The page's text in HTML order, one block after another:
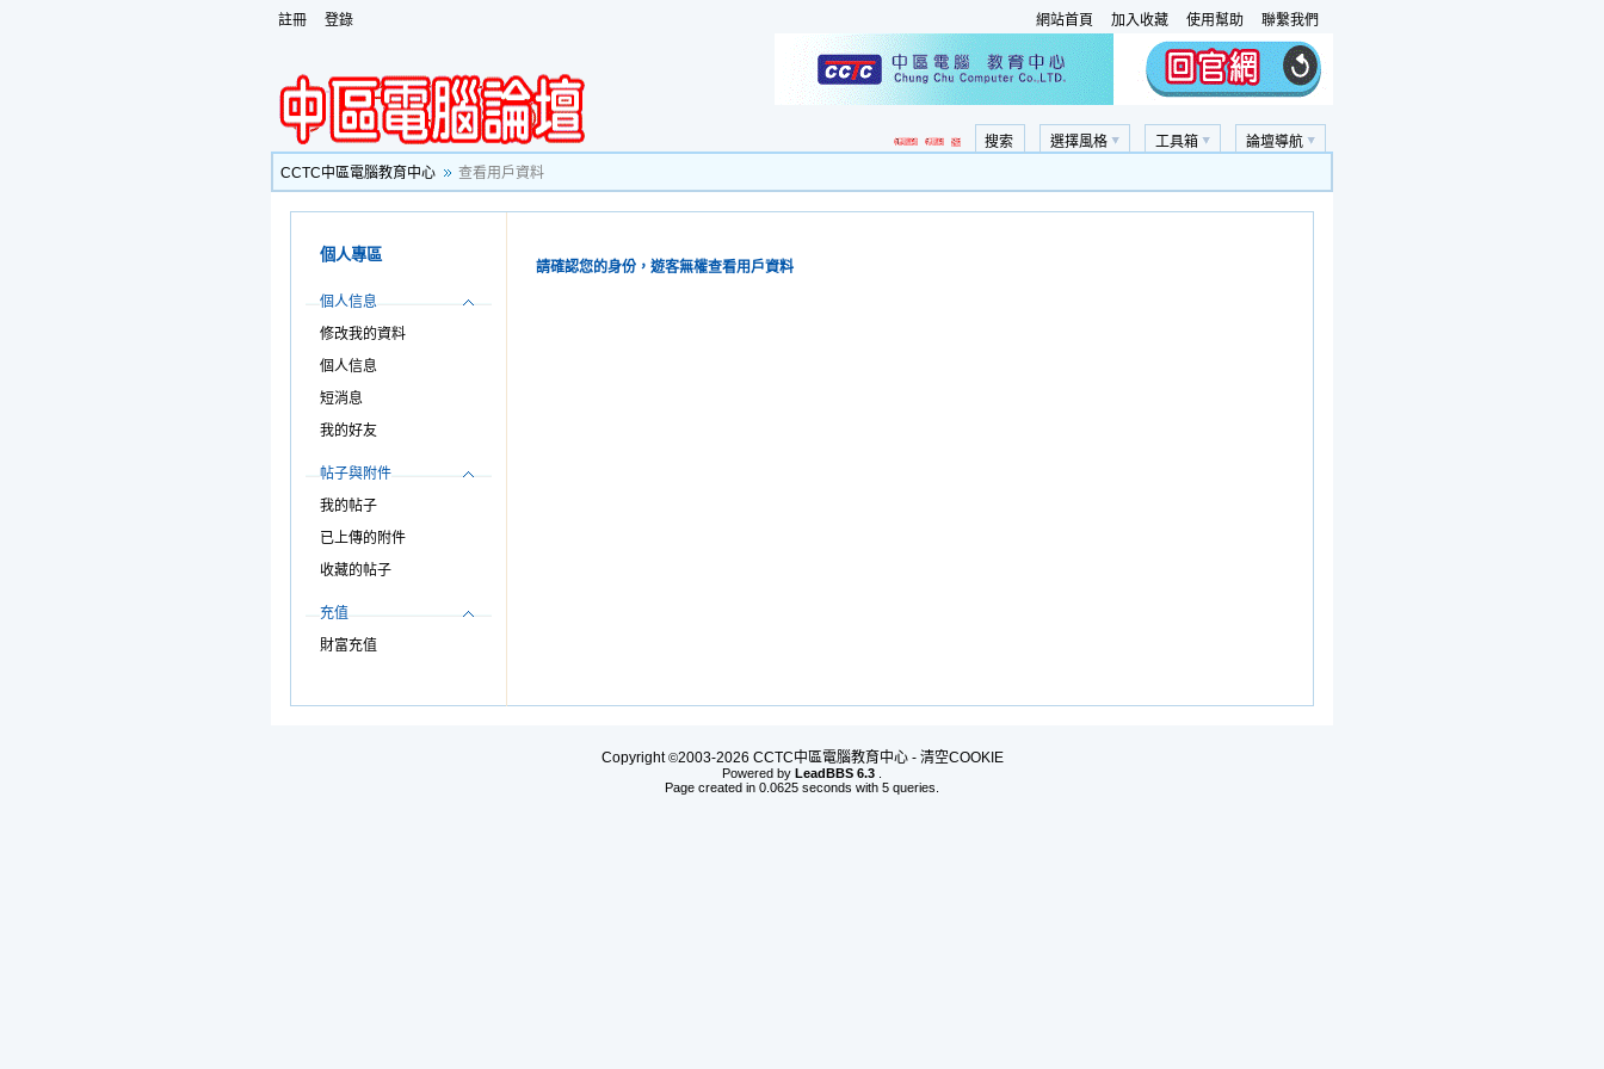
註冊 登錄 網站首頁 加入收藏 使用幫助 聯繫我們
論壇導航
工具箱
選擇風格
搜索
CCTC中區電腦教育中心
查看用戶資料
個人專區
個人信息
修改我的資料
個人信息
短消息
我的好友
帖子與附件
我的帖子
已上傳的附件
收藏的帖子
充值
財富充值
請確認您的身份，遊客無權查看用戶資料
Copyright©2003-2026 CCTC中區電腦教育中心 - 清空COOKIE
Powered by LeadBBS 6.3
Page created in 0.0625 seconds with 5 queries.